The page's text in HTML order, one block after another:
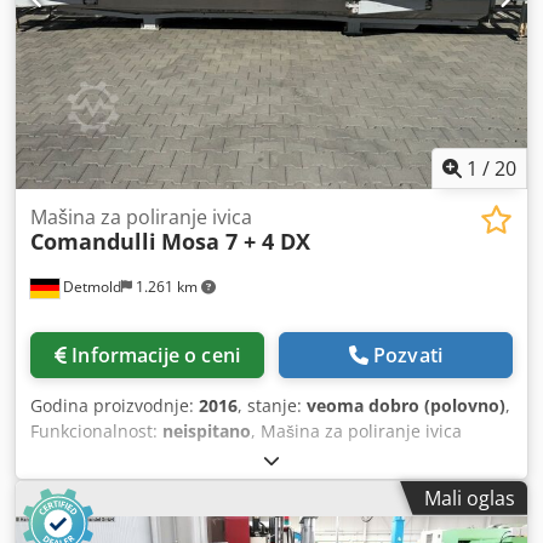
Brzi hod Y osa: 40 m/min Brzi hod Z osa: 36 m/min
Maksimalno opterećenje stola: 500 kg Vreteno: 16.000
ob/min, 30/24kW Držač alata: HSK 63A Hlađenje kroz
vreteno: 18 bar Visina: 3295 mm Credpfx Aoymc Ngen Hef
Širina: 3200 mm Dužina: 4585 mm Težina: 13.500 kg
1 /20
Detmold 1.261 km
Mašina za poliranje ivica
Comandulli Mosa 7 + 4 DX
Informacije o ceni Pozvati
Godina proizvodnje: 2016, stanje: veoma dobro (polovno),
Funkcionalnost: neispitano, Mašina za poliranje ivica
Comandulli Musa 7+4 DX Radni smer: sa desne na levu
stranu - Brzina napredovanja/dovoda (transportna traka):
0–3 m/min - Širina trake: 600 mm - Radna debljina: 10–80
mm - Minimalna radna širina: 80 mm Crjdpfxezipzgj An
Mali oglas